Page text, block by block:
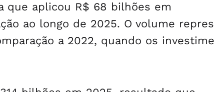
que aplicou R$ 68 bilhões em
ao longo de 2025. O volume
a 2022, quando os